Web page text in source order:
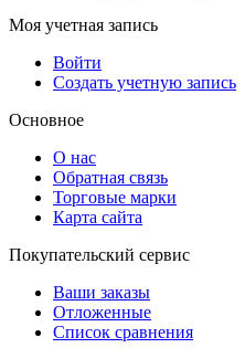
Моя учетная запись
Войти
Создать учетную запись
Основное
О нас
Обратная связь
Торговые марки
Карта сайта
Покупательский сервис
Ваши заказы
Отложенные
Список сравнения